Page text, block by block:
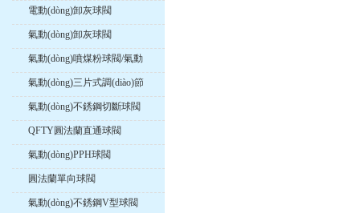
電動(dòng)卸灰球閥
氣動(dòng)卸灰球閥
氣動(dòng)噴煤粉球閥/氣動
(dòng)卸灰球閥
氣動(dòng)三片式調(diào)節
(jié)球閥
氣動(dòng)不銹鋼切斷球閥
QFTY圓法蘭直通球閥
氣動(dòng)PPH球閥
圓法蘭單向球閥
氣動(dòng)不銹鋼V型球閥